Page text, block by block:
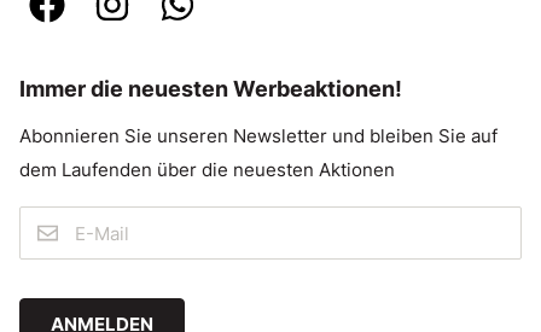
Immer die neuesten Werbeaktionen!
Abonnieren Sie unseren Newsletter und bleiben Sie auf
dem Laufenden über die neuesten Aktionen
ANMELDEN